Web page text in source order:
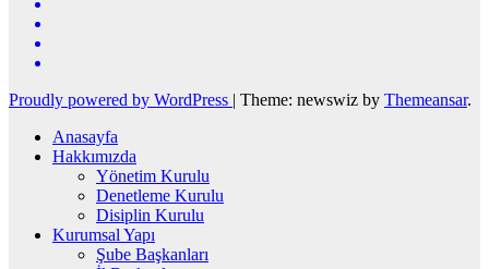
Proudly powered by WordPress | Theme: newswiz by Themeansar.
Anasayfa
Hakkımızda
Yönetim Kurulu
Denetleme Kurulu
Disiplin Kurulu
Kurumsal Yapı
Şube Başkanları